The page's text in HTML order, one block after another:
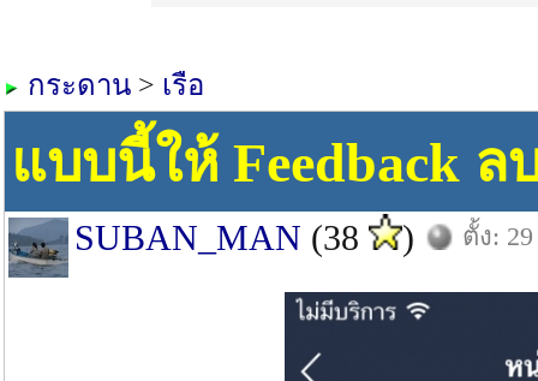
กระดาน > เรือ
แบบนี้ให้ Feedback
SUBAN_MAN (38 ) ตั้ง: